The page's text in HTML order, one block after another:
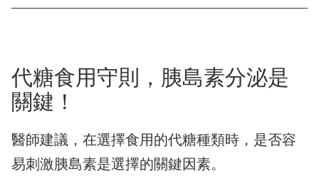
代糖食用守則，胰島素分泌是
關鍵！
醫師建議，在選擇食用的代糖種類時，是否容
易刺激胰島素是選擇的關鍵因素。